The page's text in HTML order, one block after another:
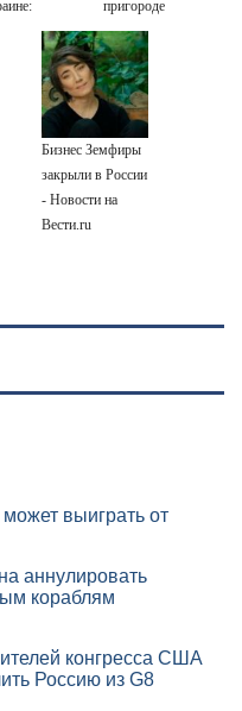
боев
для нее
пригороде
Бизнес Земфиры
закрыли в России
- Новости на
Вести.ru
выиграть от
аннулировать
кораблям
конгресса США
Россию из G8